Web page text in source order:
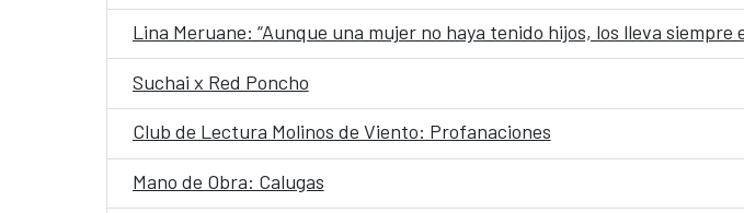
Lina Meruane: “Aunque una mujer no haya tenido hijos, los lleva
Suchai x Red Poncho
Club de Lectura Molinos de Viento: Profanaciones
Mano de Obra: Calugas